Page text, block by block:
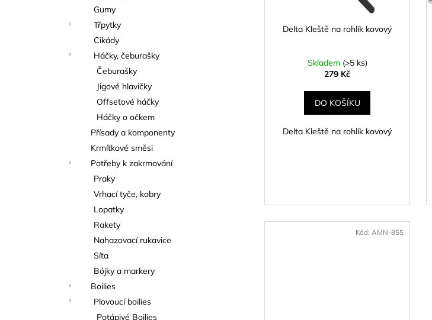
Gumy
Třpytky
Cikády
Háčky, čeburašky
Čeburašky
Jigové hlavičky
Offsetové háčky
Háčky o očkem
Přísady a komponenty
Krmítkové směsi
Potřeby k zakrmování
Praky
Vrhací tyče, kobry
Lopatky
Rakety
Nahazovací rukavice
Síta
Bójky a markery
Boilies
Plovoucí boilies
Potápivé Boilies
Delta Kleště na rohlík kovový
Skladem (>5 ks)
279 Kč
DO KOŠÍKU
Delta Kleště na rohlík kovový
Kód: AMN-855